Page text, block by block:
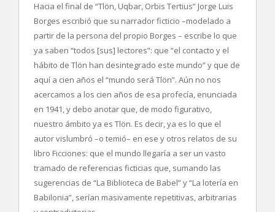
Hacia el final de “Tlön, Uqbar, Orbis Tertius” Jorge Luis
Borges escribió que su narrador ficticio –modelado a
partir de la persona del propio Borges – escribe lo que
ya saben “todos [sus] lectores”: que “el contacto y el
hábito de Tlön han desintegrado este mundo” y que de
aquí a cien años el “mundo será Tlön”. Aún no nos
acercamos a los cien años de esa profecía, enunciada
en 1941, y debo anotar que, de modo figurativo,
nuestro ámbito ya es Tlön. Es decir, ya es lo que el
autor vislumbró –o temió– en ese y otros relatos de su
libro Ficciones: que el mundo llegaría a ser un vasto
tramado de referencias ficticias que, sumando las
sugerencias de “La Biblioteca de Babel” y “La lotería en
Babilonia”, serían masivamente repetitivas, arbitrarias